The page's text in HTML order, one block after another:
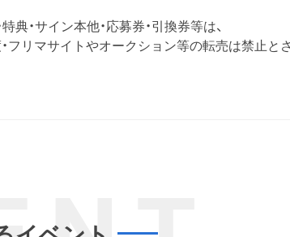
典・サイン本他・応募券・引換券等は、
フリマサイトやオークション等の転売は禁止と